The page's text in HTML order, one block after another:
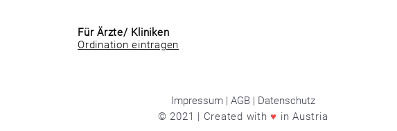
Für Ärzte/ Kliniken
Ordination eintragen
Impressum | AGB | Datenschutz
© 2021 | Created with♥ in Austria